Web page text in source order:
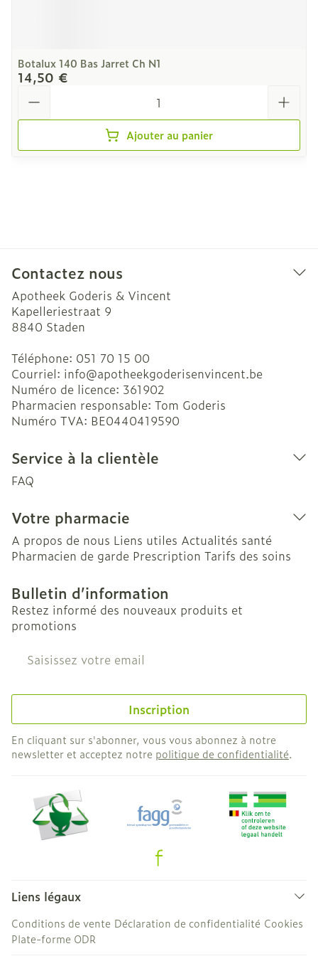
Botalux 140 Bas Jarret Ch N1
14,50 €
Ajouter au panier
Contactez nous
Apotheek Goderis & Vincent
Kapelleriestraat 9
8840 Staden
Téléphone: 051 70 15 00
Courriel: info@apotheekgoderisenvincent.be
Numéro de licence: 361902
Pharmacien responsable: Tom Goderis
Numéro TVA: BE0440419590
Service à la clientèle
FAQ
Votre pharmacie
A propos de nous Liens utiles Actualités santé
Pharmacien de garde Prescription Tarifs des soins
Bulletin d’information
Restez informé des nouveaux produits et
promotions
Adresse mail
Inscription
En cliquant sur s'abonner, vous vous abonnez à notre
newsletter et acceptez notre politique de confidentialité.
Liens légaux
Conditions de vente Déclaration de confidentialité Cookies
Plate-forme ODR